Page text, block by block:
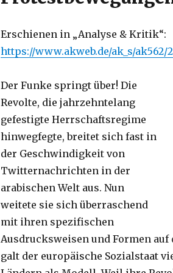
Erschienen in „Analyse & Kritik“:
https://www.akweb.de/ak_s/ak562/
Der Funke springt über! Die
Revolte, die jahrzehntelang
gefestigte Herrschaftsregime
hinwegfegte, breitet sich fast in
der Geschwindigkeit von
Twitternachrichten in der
arabischen Welt aus. Nun
weitete sie sich überraschend
mit ihren spezifischen
Ausdrucksweisen und Formen auf
galt der europäische Sozialstaat